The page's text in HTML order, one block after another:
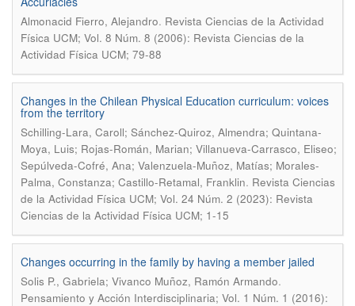
Almonacid Fierro, Alejandro. Revista Ciencias de la Actividad
Física UCM; Vol. 8 Núm. 8 (2006): Revista Ciencias de la
Actividad Física UCM; 79-88
Changes in the Chilean Physical Education curriculum: voices
from the territory
Schilling-Lara, Caroll; Sánchez-Quiroz, Almendra; Quintana-
Moya, Luis; Rojas-Román, Marian; Villanueva-Carrasco, Eliseo;
Sepúlveda-Cofré, Ana; Valenzuela-Muñoz, Matías; Morales-
Palma, Constanza; Castillo-Retamal, Franklin. Revista Ciencias
de la Actividad Física UCM; Vol. 24 Núm. 2 (2023): Revista
Ciencias de la Actividad Física UCM; 1-15
Changes occurring in the family by having a member jailed
Solis P., Gabriela; Vivanco Muñoz, Ramón Armando.
Pensamiento y Acción Interdisciplinaria; Vol. 1 Núm. 1 (2016):